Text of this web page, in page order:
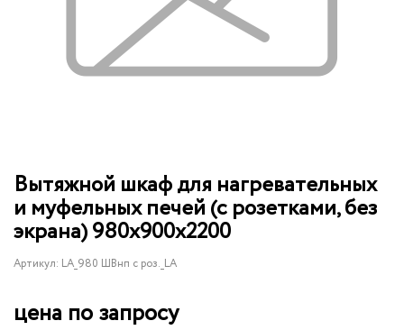
Вытяжной шкаф для нагревательных
и муфельных печей (с розетками, без
экрана) 980х900х2200
Артикул: LA_980 ШВнп с роз._LA
цена по запросу